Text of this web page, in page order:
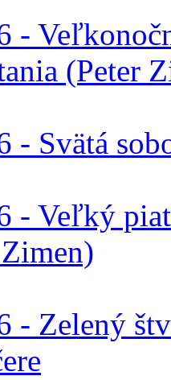
-
(Peter
- Svätá
- Veľký
- Zelený